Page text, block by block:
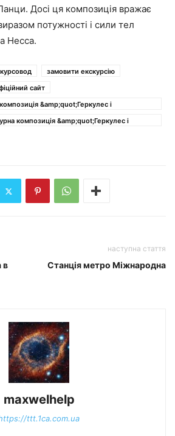
Досі ця композиція вражає
потужності і сили тел
Несса.
замовити екскурсію
сайт
&amp;quot;Геркулес і
композиція &amp;quot;Геркулес і
в
наступна стаття
Станція метро Міжнародна
maxwelhelp
ttt.1ca.com.ua